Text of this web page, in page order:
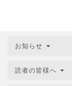
お知らせ
読者の皆様へ